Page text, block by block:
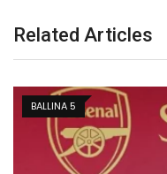
Related Articles
BALLINA 5